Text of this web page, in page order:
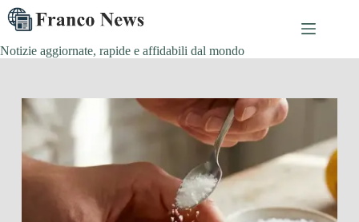
Salta
al
contenuto
Notizie aggiornate, rapide e affidabili dal mondo